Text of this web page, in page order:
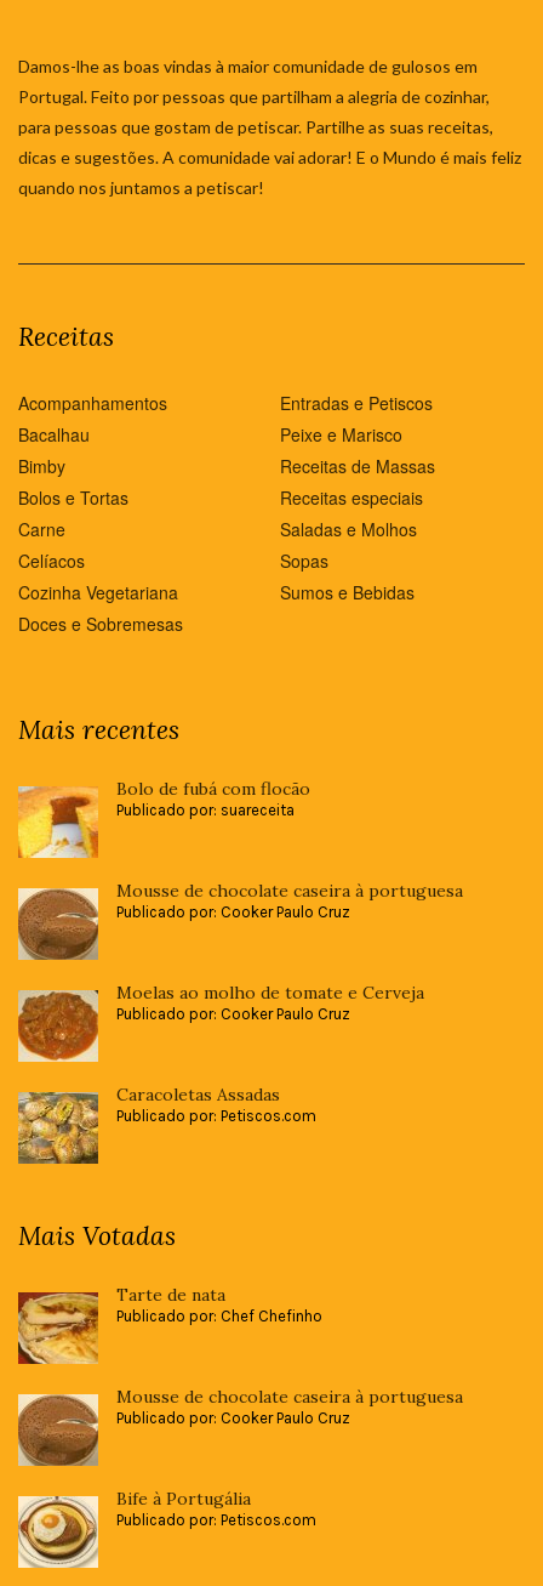
Damos-lhe as boas vindas à maior comunidade de gulosos em
Portugal. Feito por pessoas que partilham a alegria de cozinhar,
para pessoas que gostam de petiscar. Partilhe as suas receitas,
dicas e sugestões. A comunidade vai adorar! E o Mundo é mais feliz
quando nos juntamos a petiscar!
Receitas
Acompanhamentos
Bacalhau
Bimby
Bolos e Tortas
Carne
Celíacos
Cozinha Vegetariana
Doces e Sobremesas
Entradas e Petiscos
Peixe e Marisco
Receitas de Massas
Receitas especiais
Saladas e Molhos
Sopas
Sumos e Bebidas
Mais recentes
Bolo de fubá com flocão
Publicado por: suareceita
Mousse de chocolate caseira à portuguesa
Publicado por: Cooker Paulo Cruz
Moelas ao molho de tomate e Cerveja
Publicado por: Cooker Paulo Cruz
Caracoletas Assadas
Publicado por: Petiscos.com
Mais Votadas
Tarte de nata
Publicado por: Chef Chefinho
Mousse de chocolate caseira à portuguesa
Publicado por: Cooker Paulo Cruz
Bife à Portugália
Publicado por: Petiscos.com